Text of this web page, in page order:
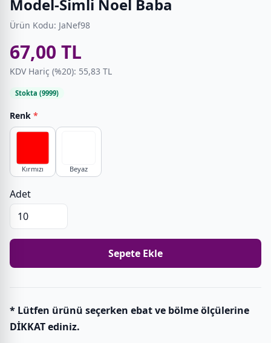
Model-Simli Noel Baba
Ürün Kodu: JaNef98
67,00 TL
KDV Hariç (%20): 55,83 TL
Stokta (9999)
Renk *
Kırmızı Beyaz
Adet
Sepete Ekle
* Lütfen ürünü seçerken ebat ve bölme ölçülerine
DİKKAT ediniz.